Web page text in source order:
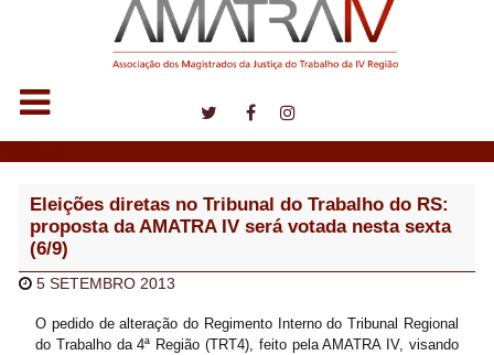
Eleições diretas no Tribunal do Trabalho do RS:
proposta da AMATRA IV será votada nesta sexta
(6/9)
5 SETEMBRO 2013
O pedido de alteração do Regimento Interno do Tribunal Regional
do Trabalho da 4ª Região (TRT4), feito pela AMATRA IV, visando